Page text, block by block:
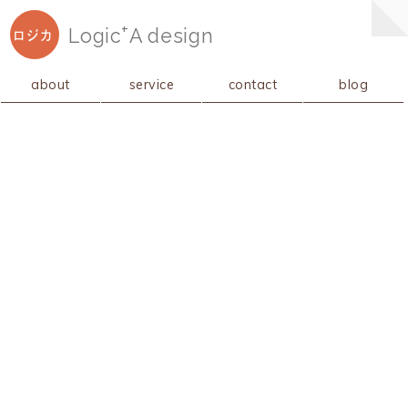
ロジカ Logic+A design
about service contact blog